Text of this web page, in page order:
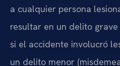
a cualquier persona
resultar en un delito
si el accidente involucró
un delito menor